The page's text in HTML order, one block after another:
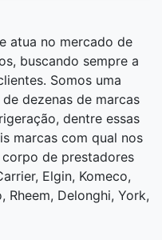
atua no mercado de
buscando sempre a
Somos uma
dezenas de marcas
dentre essas
marcas com qual nos
de prestadores
Elgin, Komeco,
Rheem, Delonghi, York,